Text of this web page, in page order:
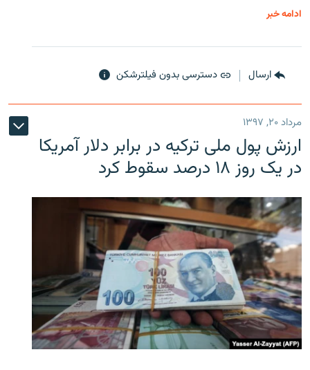
ادامه خبر
ارسال دسترسی بدون فیلترشکن
مرداد ۲۰, ۱۳۹۷
ارزش پول ملی ترکیه در برابر دلار آمریکا
در یک روز ۱۸ درصد سقوط کرد